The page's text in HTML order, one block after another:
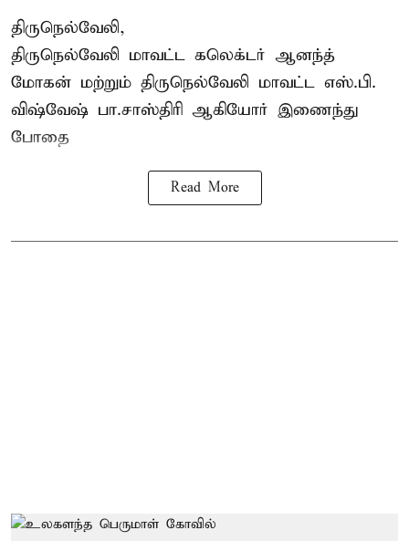
திருநெல்வேலி,
திருநெல்வேலி மாவட்ட கலெக்டர் ஆனந்த்
மோகன் மற்றும் திருநெல்வேலி மாவட்ட எஸ்.பி.
விஷ்வேஷ் பா.சாஸ்திரி ஆகியோர் இணைந்து
போதை
Read More